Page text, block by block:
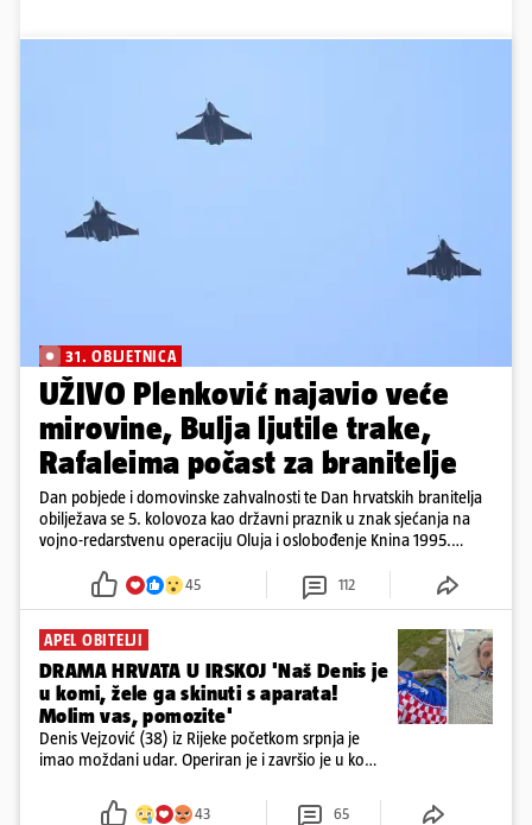
31. OBLJETNICA
UŽIVO Plenković najavio veće
mirovine, Bulja ljutile trake,
Rafaleima počast za branitelje
Dan pobjede i domovinske zahvalnosti te Dan hrvatskih branitelja
obilježava se 5. kolovoza kao državni praznik u znak sjećanja na
vojno-redarstvenu operaciju Oluja i oslobođenje Knina 1995.
45 112
APEL OBITELJI
DRAMA HRVATA U IRSKOJ 'Naš Denis je
u komi, žele ga skinuti s aparata!
Molim vas, pomozite'
Denis Vejzović (38) iz Rijeke početkom srpnja je
imao moždani udar. Operiran je i završio je u komi.
tamošnji liječnici ne vjeruju u oporavak: 'Imamo
43 65